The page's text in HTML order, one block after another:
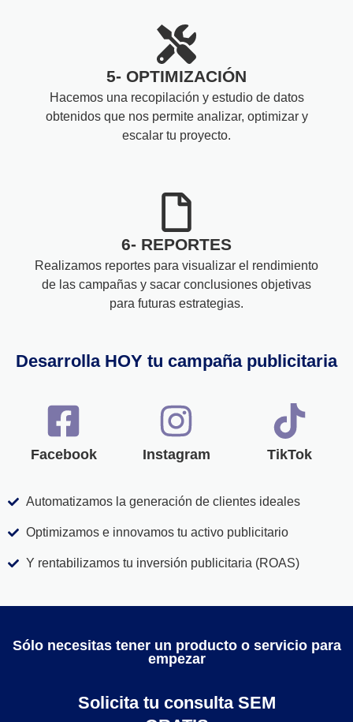
5- OPTIMIZACIÓN
Hacemos una recopilación y estudio de datos
obtenidos que nos permite analizar, optimizar y
escalar tu proyecto.
6- REPORTES
Realizamos reportes para visualizar el rendimiento
de las campañas y sacar conclusiones objetivas
para futuras estrategias.
Desarrolla HOY tu campaña publicitaria
Facebook Instagram TikTok
Automatizamos la generación de clientes ideales
Optimizamos e innovamos tu activo publicitario
Y rentabilizamos tu inversión publicitaria (ROAS)
Sólo necesitas tener un producto o servicio para
empezar
Solicita tu consulta SEM